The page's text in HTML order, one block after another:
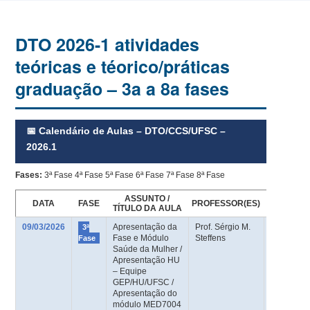
DTO 2026-1 atividades
teóricas e téorico/práticas
graduação – 3a a 8a fases
📅 Calendário de Aulas – DTO/CCS/UFSC –
2026.1
Fases: 3ª Fase 4ª Fase 5ª Fase 6ª Fase 7ª Fase 8ª Fase
DATA FASE
ASSUNTO /
TÍTULO DA AULA
PROFESSOR(ES)
09/03/2026
3ª
Fase
Apresentação da
Fase e Módulo
Saúde da Mulher /
Apresentação HU
– Equipe
GEP/HU/UFSC /
Apresentação do
módulo MED7004
Prof. Sérgio M.
Steffens